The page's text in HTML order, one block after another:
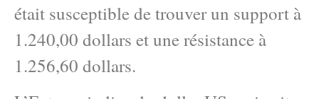
était susceptible de trouver un support à
1.240,00 dollars et une résistance à
1.256,60 dollars.